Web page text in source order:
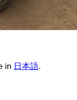
in 日本語.